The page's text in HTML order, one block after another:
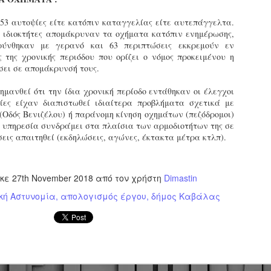
αυτοψίες είτε κατόπιν καταγγελίας είτε αυτεπάγγελτα.
ιδιοκτήτες απομάκρυναν τα οχήματα κατόπιν ενημέρωσης,
με γερανό και 63 περιπτώσεις εκκρεμούν εν
χρονικής περιόδου που ορίζει ο νόμος προκειμένου η
σε απομάκρυνσή τους.
ότι την ίδια χρονική περίοδο εντάθηκαν οι έλεγχοι
είχαν διαπιστωθεί ιδιαίτερα προβλήματα σχετικά με
Βενιζέλου) ή παράνομη κίνηση οχημάτων (πεζόδρομοι)
υπηρεσία συνδράμει στα πλαίσια των αρμοδιοτήτων της σε
απαιτηθεί (εκδηλώσεις, αγώνες, έκτακτα μέτρα κτλπ).
27th November 2018 από τον χρήστη Dimastin
Αστυνομία απολογισμός έργου δήμος Καβάλας
τμήματα δοκιμων Αστυφυλάκων Νάουσας, Γρεβενων
εκπαίδευσης 4/5 - 31/5
έκδοση εγκυκλιου οδηγιών σχετικά με το χρονοδιάγραμμα
(θεωρητικής και πρακτικής) των νεοδιορισθέντων
της προκήρυξης 1Κ/2024, προχώρησε Τμήμα Εποπτείας
Δυναμικού Δημοτικής Αστυνομίας, της Δ/νσης
Τοπ. Αυτοδιοίκησης, της Γενικής Γραμματείας
Διοίκησης του Υπ. Εσωτερικών.
27
Δημοσιέυθηκε στο ΦΕΚ Β' 1682/26-03-2026 η
Απόφαση 16458 με θέμα;: «Εισαγωγική Εκπαίδευση -
Επιμόρφωση του ειδικού ένστολου προσωπικού της
δημοτικής αστυνομίας»
στο ΦΕΚ Β' 1682/26-03-2026 η Aπόφαση 16458 με
«Εισαγωγική Εκπαίδευση - Επιμόρφωση του ειδικού